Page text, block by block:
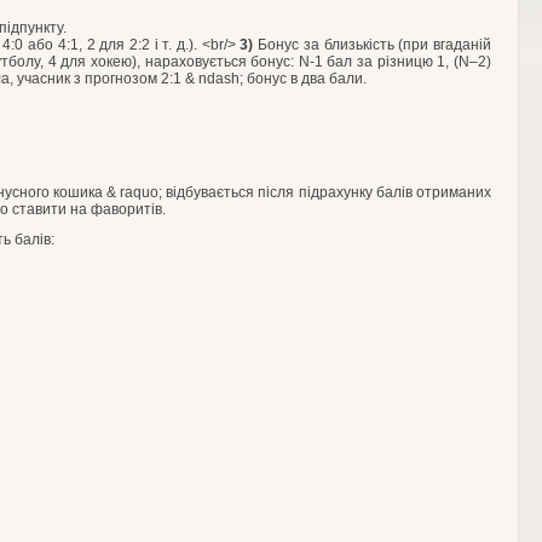
4:0 або 4:1, 2 для 2:2 і т. д.). <br/>3) Бонус за близькість (при вгаданій
4 для хокею), нараховується бонус: N-1 бал за різницю 1, (N–2)
учасник з прогнозом 2:1 & ndash; бонус в два бали.
кошика & raquo; відбувається після підрахунку балів отриманих
ставити на фаворитів.
балів: